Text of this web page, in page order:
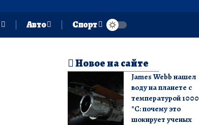
Авто Спорт
Новое на сайте
James Webb нашел
воду на планете с
температурой 1000
°C: почему это
шокирует ученых